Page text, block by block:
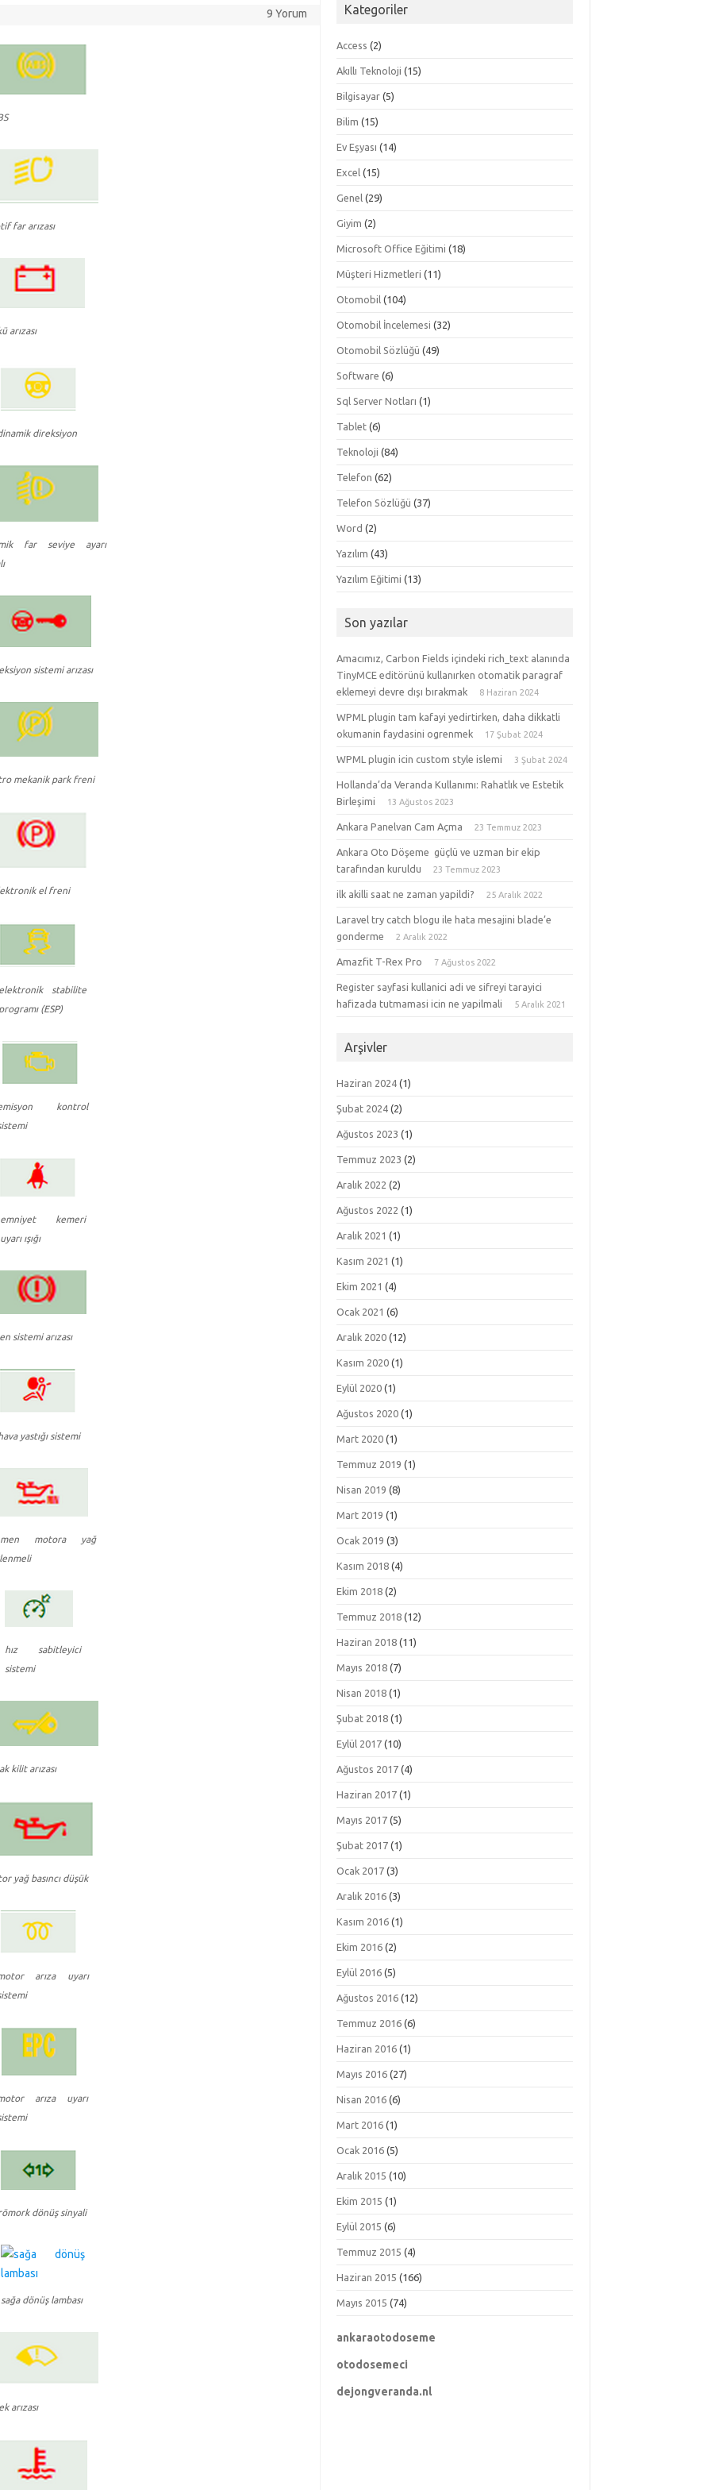
9 Yorum
far arızası
arızası
direksiyon
far seviye ayarı
sistemi arızası
mekanik park freni
el freni
stabilite
(ESP)
kontrol
emniyet kemeri
uyarı ışığı
sistemi arızası
yastığı sistemi
motora yağ
hız sabitleyici
sistemi
kilit arızası
yağ basıncı düşük
arıza uyarı
arıza uyarı
dönüş sinyali
sağa dönüş lambası
arızası
Kategoriler
Access (2)
Akıllı Teknoloji (15)
Bilgisayar (5)
Bilim (15)
Ev Eşyası (14)
Excel (15)
Genel (29)
Giyim (2)
Microsoft Office Eğitimi (18)
Müşteri Hizmetleri (11)
Otomobil (104)
Otomobil İncelemesi (32)
Otomobil Sözlüğü (49)
Software (6)
Sql Server Notları (1)
Tablet (6)
Teknoloji (84)
Telefon (62)
Telefon Sözlüğü (37)
Word (2)
Yazılım (43)
Yazılım Eğitimi (13)
Son yazılar
Amacımız, Carbon Fields içindeki rich_text alanında
TinyMCE editörünü kullanırken otomatik paragraf
eklemeyi devre dışı bırakmak
8 Haziran 2024
WPML plugin tam kafayi yedirtirken, daha dikkatli
okumanin faydasini ogrenmek
17 Şubat 2024
WPML plugin icin custom style islemi 3 Şubat 2024
Hollanda’da Veranda Kullanımı: Rahatlık ve Estetik
Birleşimi
13 Ağustos 2023
Ankara Panelvan Cam Açma 23 Temmuz 2023
Ankara Oto Döşeme güçlü ve uzman bir ekip
tarafından kuruldu
23 Temmuz 2023
ilk akilli saat ne zaman yapildi? 25 Aralık 2022
Laravel try catch blogu ile hata mesajini blade’e
gonderme
2 Aralık 2022
Amazfit T-Rex Pro 7 Ağustos 2022
Register sayfasi kullanici adi ve sifreyi tarayici
hafizada tutmamasi icin ne yapilmali
5 Aralık 2021
Arşivler
Haziran 2024 (1)
Şubat 2024 (2)
Ağustos 2023 (1)
Temmuz 2023 (2)
Aralık 2022 (2)
Ağustos 2022 (1)
Aralık 2021 (1)
Kasım 2021 (1)
Ekim 2021 (4)
Ocak 2021 (6)
Aralık 2020 (12)
Kasım 2020 (1)
Eylül 2020 (1)
Ağustos 2020 (1)
Mart 2020 (1)
Temmuz 2019 (1)
Nisan 2019 (8)
Mart 2019 (1)
Ocak 2019 (3)
Kasım 2018 (4)
Ekim 2018 (2)
Temmuz 2018 (12)
Haziran 2018 (11)
Mayıs 2018 (7)
Nisan 2018 (1)
Şubat 2018 (1)
Eylül 2017 (10)
Ağustos 2017 (4)
Haziran 2017 (1)
Mayıs 2017 (5)
Şubat 2017 (1)
Ocak 2017 (3)
Aralık 2016 (3)
Kasım 2016 (1)
Ekim 2016 (2)
Eylül 2016 (5)
Ağustos 2016 (12)
Temmuz 2016 (6)
Haziran 2016 (1)
Mayıs 2016 (27)
Nisan 2016 (6)
Mart 2016 (1)
Ocak 2016 (5)
Aralık 2015 (10)
Ekim 2015 (1)
Eylül 2015 (6)
Temmuz 2015 (4)
Haziran 2015 (166)
Mayıs 2015 (74)
ankaraotodoseme
otodosemeci
dejongveranda.nl